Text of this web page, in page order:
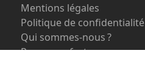
Mentions légales
Politique de confidentialité
Qui sommes-nous ?
Payer une facture